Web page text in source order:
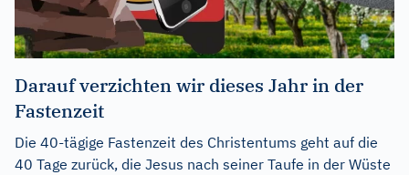
Darauf verzichten wir dieses Jahr in der
Fastenzeit
Die 40-tägige Fastenzeit des Christentums geht auf die
40 Tage zurück, die Jesus nach seiner Taufe in der Wüste